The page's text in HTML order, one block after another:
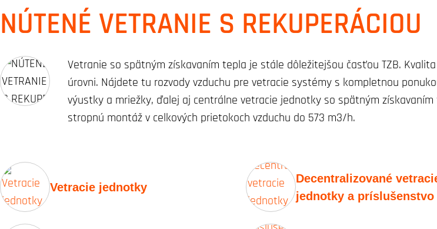
NÚTENÉ VETRANIE S REKUPERÁCIOU
Vetranie so spätným získavaním tepla je stále dôležitejšou časťou TZB.
úrovni. Nájdete tu rozvody vzduchu pre vetracie systémy s kompletnou
výustky a mriežky, ďalej aj centrálne vetracie jednotky so spätným
stropnú montáž v celkových prietokoch vzduchu do 573 m3/h.
Vetracie jednotky
Decentralizované
jednotky a príslušenstvo